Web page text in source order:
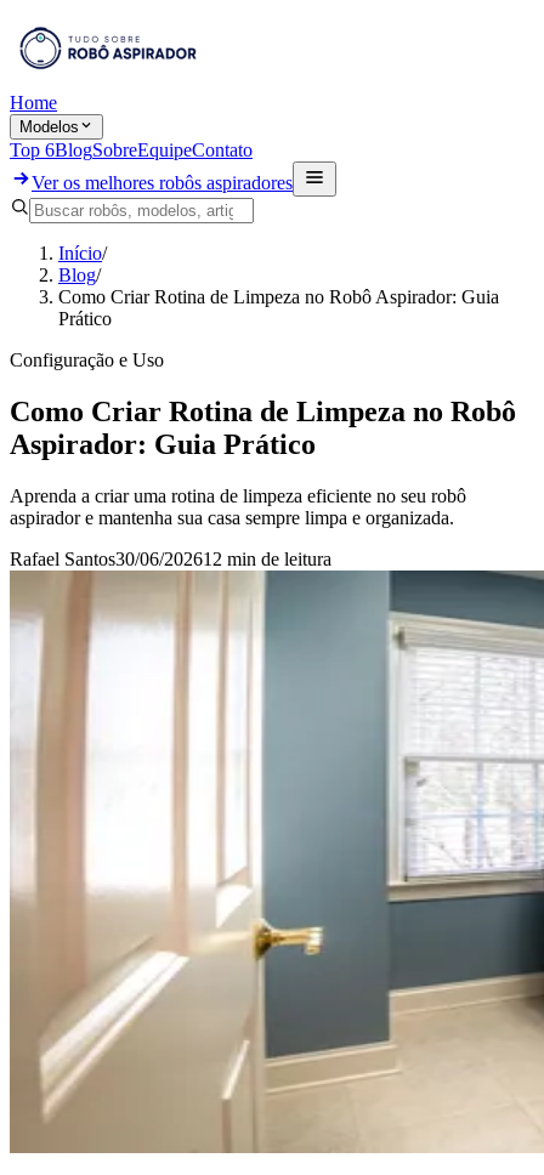
Home
Modelos
Top 6BlogSobreEquipeContato
Ver os melhores robôs aspiradores
Início/
Blog/
Como Criar Rotina de Limpeza no Robô Aspirador: Guia
Prático
Configuração e Uso
Como Criar Rotina de Limpeza no Robô
Aspirador: Guia Prático
Aprenda a criar uma rotina de limpeza eficiente no seu robô
aspirador e mantenha sua casa sempre limpa e organizada.
Rafael Santos30/06/202612 min de leitura